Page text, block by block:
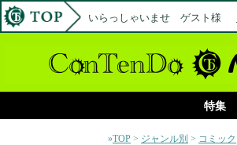
いらっしゃいませ ゲスト様
特集
»TOP > ジャンル別 > コミック